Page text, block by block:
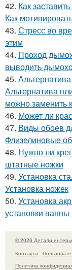
42. Как
Как
43. Стресс во
этим
44. Проход
выводить
45.
Альтернатива
можно заменить
46. Может ли
47. Виды обоев
Флизелиновые
48. Нужно ли
штатные ножки
49. Установка
Установка ножек
50. Установка
установки ванны
© 2026 Детали
Контакты
Политика